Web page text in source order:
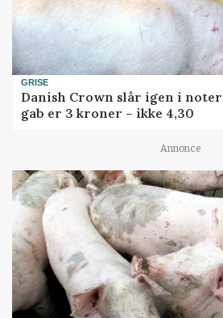
GRISE
Danish Crown slår igen i
gab er 3 kroner – ikke 4,30
Annonce